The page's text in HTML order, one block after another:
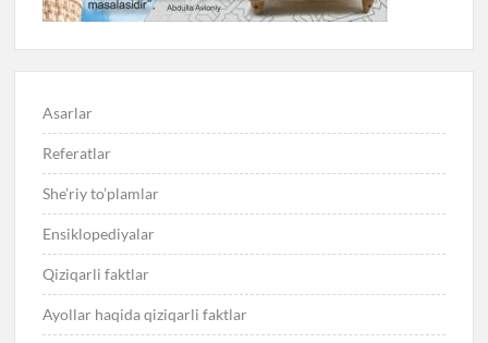
Asarlar
Referatlar
She’riy to’plamlar
Ensiklopediyalar
Qiziqarli faktlar
Ayollar haqida qiziqarli faktlar